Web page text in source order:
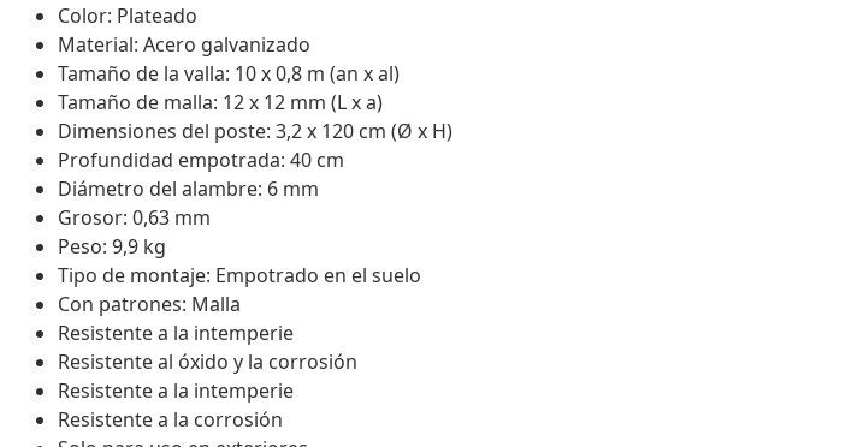
Color: Plateado
Material: Acero galvanizado
Tamaño de la valla: 10 x 0,8 m (an x al)
Tamaño de malla: 12 x 12 mm (L x a)
Dimensiones del poste: 3,2 x 120 cm (Ø x H)
Profundidad empotrada: 40 cm
Diámetro del alambre: 6 mm
Grosor: 0,63 mm
Peso: 9,9 kg
Tipo de montaje: Empotrado en el suelo
Con patrones: Malla
Resistente a la intemperie
Resistente al óxido y la corrosión
Resistente a la intemperie
Resistente a la corrosión